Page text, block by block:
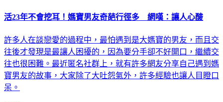
活23年不會挖耳！媽寶男友奇葩行徑多 網嘆：讓人心酸
許多人在談戀愛的過程中，最怕遇到是大媽寶的男友，而且交
往後才發現是最讓人困擾的，因為要分手卻不好開口，繼續交
往也很困難。最近匿名社群上，就有許多網友分享自己遇到媽
寶男友的故事，大家除了大吐怨氣外，許多經驗也讓人目瞪口
呆。